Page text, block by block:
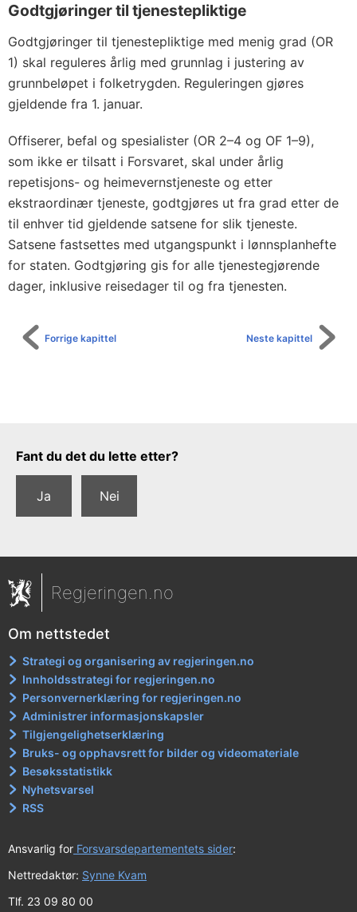
Godtgjøringer til tjenestepliktige
Godtgjøringer til tjenestepliktige med menig grad (OR
1) skal reguleres årlig med grunnlag i justering av
grunnbeløpet i folketrygden. Reguleringen gjøres
gjeldende fra 1. januar.
Offiserer, befal og spesialister (OR 2–4 og OF 1–9),
som ikke er tilsatt i Forsvaret, skal under årlig
repetisjons- og heimevernstjeneste og etter
ekstraordinær tjeneste, godtgjøres ut fra grad etter de
til enhver tid gjeldende satsene for slik tjeneste.
Satsene fastsettes med utgangspunkt i lønnsplanhefte
for staten. Godtgjøring gis for alle tjenestegjørende
dager, inklusive reisedager til og fra tjenesten.
Neste kapittel
Forrige kapittel
Tilbakemeldingsskjema
Fant du det du lette etter?
Ja Nei
Regjeringen.no
Om nettstedet
Strategi og organisering av regjeringen.no
Innholdsstrategi for regjeringen.no
Personvernerklæring for regjeringen.no
Administrer informasjonskapsler
Tilgjengelighetserklæring
Bruks- og opphavsrett for bilder og videomateriale
Besøksstatistikk
Nyhetsvarsel
RSS
Ansvarlig for Forsvarsdepartementets sider:
Nettredaktør: Synne Kvam
Tlf. 23 09 80 00